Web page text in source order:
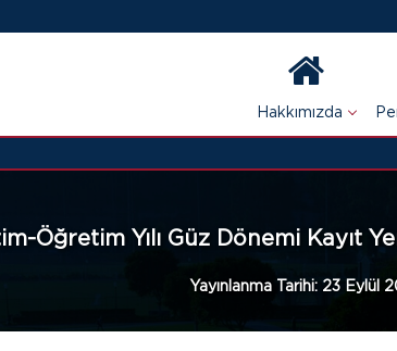
Hakkımızda
Öğretim Yılı Güz Dönemi Kayıt
Yayınlanma Tarihi: 23 Eylül